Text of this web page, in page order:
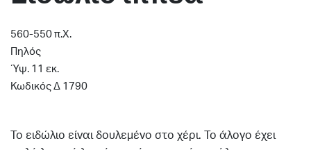
560-550 π.Χ.
Πηλός
Ύψ. 11 εκ.
Κωδικός Δ 1790
Το ειδώλιο είναι δουλεμένο στο χέρι. Το άλογο έχει